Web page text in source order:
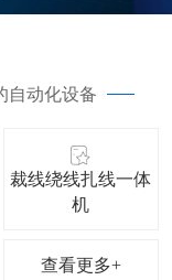
自动化设备
裁线绕线扎线一体
机
查看更多+